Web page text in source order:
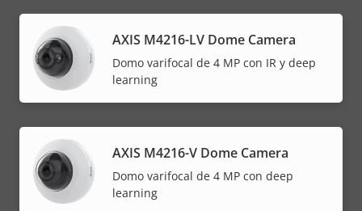
AXIS M4216-LV Dome Camera
Domo varifocal de 4 MP con IR y deep
learning
AXIS M4216-V Dome Camera
Domo varifocal de 4 MP con deep
learning